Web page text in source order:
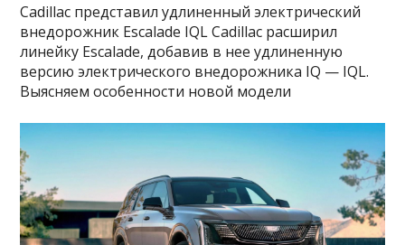
Cadillac представил удлиненный электрический
внедорожник Escalade IQL Cadillac расширил
линейку Escalade, добавив в нее удлиненную
версию электрического внедорожника IQ — IQL.
Выясняем особенности новой модели